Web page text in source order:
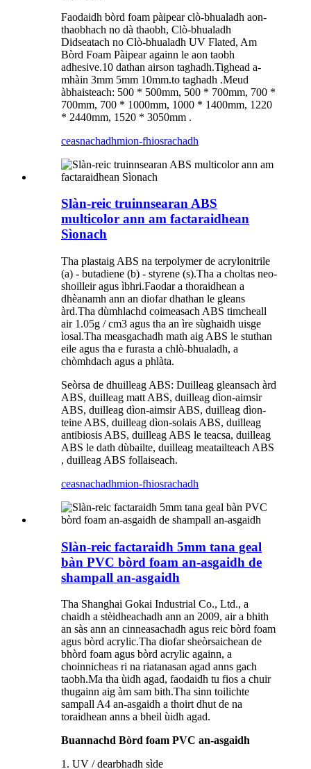
Faodaidh bòrd foam pàipear clò-bhualadh aon-
thaobhach no dà thaobh, Clò-bhualadh
Didseatach no Clò-bhualadh UV Flated, Am
Bòrd Foam Pàipear againn le aon taobh
adhesive.10 dathan airson taghadh.Tighead a-
mhàin 3mm 5mm 10mm.to taghadh .Meud
àbhaisteach: 500 * 500mm, 500 * 700mm, 700 *
700mm, 700 * 1000mm, 1000 * 1400mm, 1220
* 2440mm, 1520 * 3050mm .
ceasnachadhmion-fhiosrachadh
Slàn-reic truinnsearan ABS
multicolor ann am factaraidhean
Sìonach
Tha plastaig ABS na terpolymer de acrylonitrile
(a) - butadiene (b) - styrene (s).Tha a choltas neo-
shoilleir agus ìbhri.Faodar a thoraidhean a
dhèanamh ann an diofar dhathan le gleans
àrd.Tha dùmhlachd coimeasach ABS timcheall
air 1.05g / cm3 agus tha an ìre sùghaidh uisge
ìosal.Tha measgachadh math aig ABS le stuthan
eile agus tha e furasta a chlò-bhualadh, a
chòmhdach agus a phlàta.
Seòrsa de dhuilleag ABS: Duilleag gleansach àrd
ABS, duilleag matt ABS, duilleag dìon-aimsir
ABS, duilleag dìon-aimsir ABS, duilleag dìon-
teine ​​​​ABS, duilleag dìon-solais ABS, duilleag
antibiosis ABS, duilleag ABS le teacsa, duilleag
ABS le dath dùbailte, duilleag meatailteach ABS
, duilleag ABS follaiseach.
ceasnachadhmion-fhiosrachadh
Slàn-reic factaraidh 5mm tana geal
bàn PVC bòrd foam an-asgaidh de
shampall an-asgaidh
Tha Shanghai Gokai Industrial Co., Ltd., a
chaidh a stèidheachadh ann an 2009, air a bhith
an sàs ann an cinneasachadh agus reic bòrd foam
agus bòrd acrylic.Tha diofar sheòrsaichean de
bhòrd foam agus bòrd acrylic againn, a
choinnicheas ri na riatanasan agad anns gach
taobh.Ma tha ùidh agad, faodaidh tu fios a chuir
thugainn aig àm sam bith.Tha sinn toilichte
sampall A4 an-asgaidh a thoirt dhut de na
toraidhean anns a bheil ùidh agad.
Buannachd Bòrd foam PVC an-asgaidh
1. UV / dearbhadh sìde